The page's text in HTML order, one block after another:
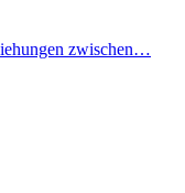
zwischen…